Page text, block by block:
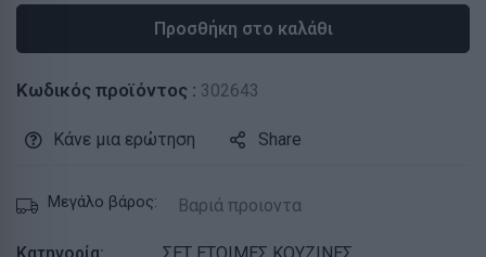
Προσθήκη στο καλάθι
Κωδικός προϊόντος : 302643
Κάνε μια ερώτηση Share
Μεγάλο βάρος: Βαριά προιοντα